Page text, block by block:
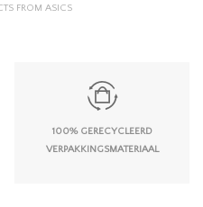
FROM ASICS
100% GERECYCLEERD
VERPAKKINGSMATERIAAL